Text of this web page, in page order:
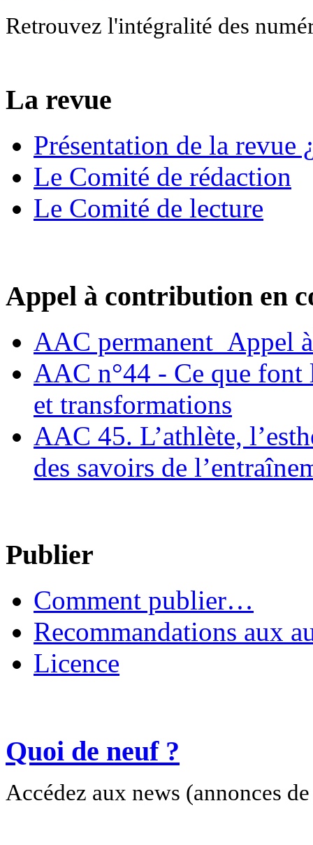
Retrouvez l'intégralité des
La revue
Présentation de la revue
Le Comité de rédaction
Le Comité de lecture
Appel à contribution en
AAC permanent_Appel
AAC n°44 - Ce que font
et transformations
AAC 45. L’athlète,
des savoirs de
Publier
Comment publier…
Recommandations aux
Licence
Quoi de neuf ?
Accédez aux news (annonces